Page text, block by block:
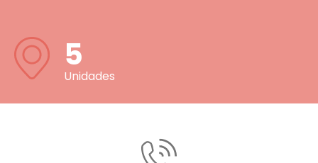
5
Unidades